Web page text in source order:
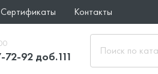
Сертификаты Контакты
92 доб.111